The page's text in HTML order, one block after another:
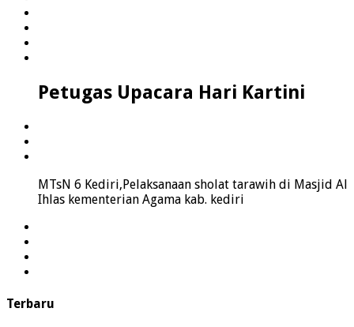
Petugas Upacara Hari Kartini
MTsN 6 Kediri,Pelaksanaan sholat tarawih di Masjid Al
Ihlas kementerian Agama kab. kediri
Terbaru